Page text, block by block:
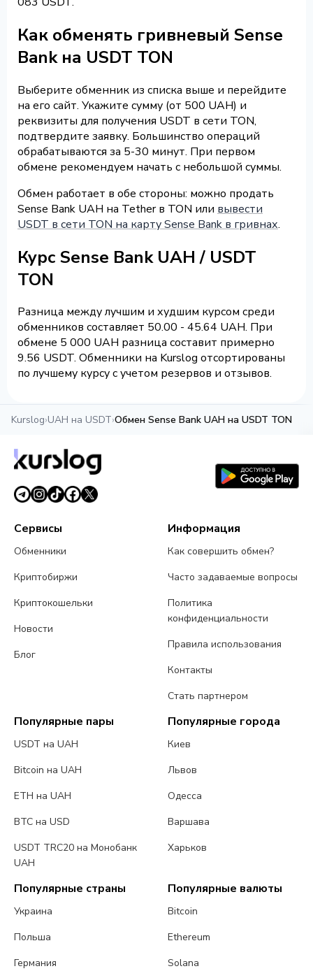
Как обменять гривневый Sense
Bank на USDT TON
Выберите обменник из списка выше и перейдите
на его сайт. Укажите сумму (от 500 UAH) и
реквизиты для получения USDT в сети TON,
подтвердите заявку. Большинство операций
обрабатываются за 5-30 минут. При первом
обмене рекомендуем начать с небольшой суммы.
Обмен работает в обе стороны: можно продать
Sense Bank UAH на Tether в TON или вывести
USDT в сети TON на карту Sense Bank в гривнах.
Курс Sense Bank UAH / USDT
TON
Разница между лучшим и худшим курсом среди
обменников составляет 50.00 - 45.64 UAH. При
обмене 5 000 UAH разница составит примерно
9.56 USDT. Обменники на Kurslog отсортированы
по лучшему курсу с учетом резервов и отзывов.
Kurslog›UAH на USDT›Обмен Sense Bank UAH на USDT TON
Сервисы
Обменники
Криптобиржи
Криптокошельки
Новости
Блог
Информация
Как совершить обмен?
Часто задаваемые вопросы
Политика
конфиденциальности
Правила использования
Контакты
Стать партнером
Популярные пары
USDT на UAH
Bitcoin на UAH
ETH на UAH
BTC на USD
USDT TRC20 на Монобанк
UAH
Популярные города
Киев
Львов
Одесса
Варшава
Харьков
Популярные страны
Украина
Польша
Германия
Популярные валюты
Bitcoin
Ethereum
Solana